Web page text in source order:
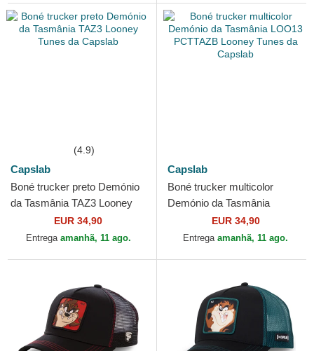
(4.9)
Capslab
Boné trucker preto Demónio
da Tasmânia TAZ3 Looney
Tunes da Capslab
EUR 34,90
Entrega amanhã, 11 ago.
Capslab
Boné trucker multicolor
Demónio da Tasmânia
LOO13 PCTTAZB Looney
Tunes da Capslab
EUR 34,90
Entrega amanhã, 11 ago.